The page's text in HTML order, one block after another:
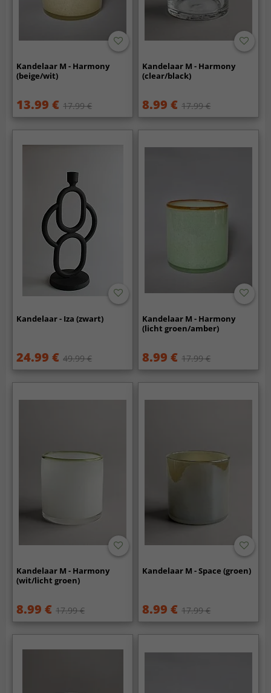
Kandelaar M - Harmony
(beige/wit)
13.99 € 17.99 €
Kandelaar M - Harmony
(clear/black)
8.99 € 17.99 €
Kandelaar - Iza (zwart)
24.99 € 49.99 €
Kandelaar M - Harmony
(licht groen/amber)
8.99 € 17.99 €
Kandelaar M - Harmony
(wit/licht groen)
8.99 € 17.99 €
Kandelaar M - Space (groen)
8.99 € 17.99 €